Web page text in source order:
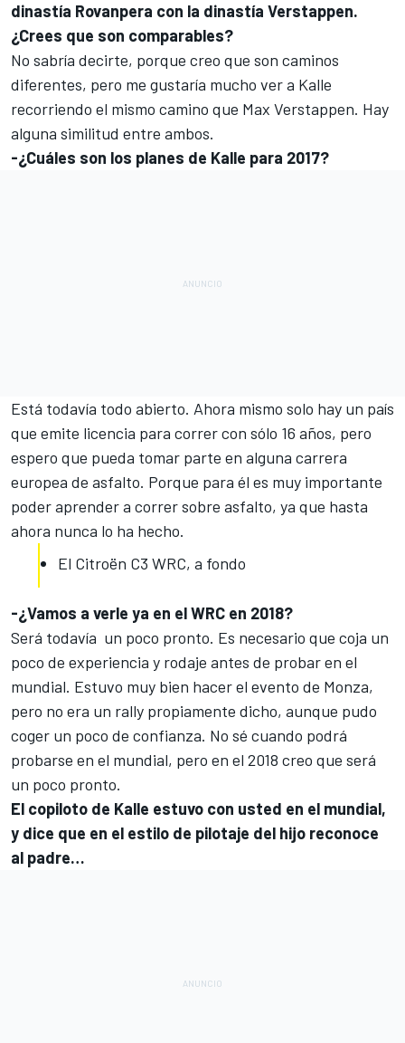
dinastía Rovanpera con la dinastía Verstappen.
¿Crees que son comparables?
No sabría decirte, porque creo que son caminos
diferentes, pero me gustaría mucho ver a Kalle
recorriendo el mismo camino que Max Verstappen. Hay
alguna similitud entre ambos.
-¿Cuáles son los planes de Kalle para 2017?
Está todavía todo abierto. Ahora mismo solo hay un país
que emite licencia para correr con sólo 16 años, pero
espero que pueda tomar parte en alguna carrera
europea de asfalto. Porque para él es muy importante
poder aprender a correr sobre asfalto, ya que hasta
ahora nunca lo ha hecho.
El Citroën C3 WRC, a fondo
-¿Vamos a verle ya en el WRC en 2018?
Será todavía un poco pronto. Es necesario que coja un
poco de experiencia y rodaje antes de probar en el
mundial. Estuvo muy bien hacer el evento de Monza,
pero no era un rally propiamente dicho, aunque pudo
coger un poco de confianza. No sé cuando podrá
probarse en el mundial, pero en el 2018 creo que será
un poco pronto.
El copiloto de Kalle estuvo con usted en el mundial,
y dice que en el estilo de pilotaje del hijo reconoce
al padre…